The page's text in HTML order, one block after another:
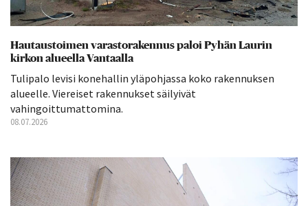
Hautaustoimen varastorakennus paloi Pyhän Laurin
kirkon alueella Vantaalla
Tulipalo levisi konehallin yläpohjassa koko rakennuksen
alueelle. Viereiset rakennukset säilyivät
vahingoittumattomina.
08.07.2026